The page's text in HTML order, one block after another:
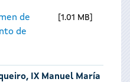
de
de
1.01 MB
IX Manuel María